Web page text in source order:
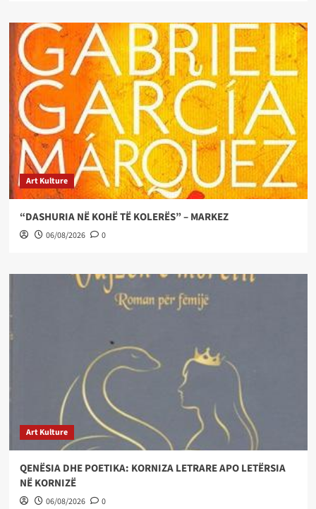
Art Kulture
“DASHURIA NË KOHË TË KOLERËS” – MARKEZ
06/08/2026 0
Art Kulture
QENËSIA DHE POETIKA: KORNIZA LETRARE APO LETËRSIA
NË KORNIZË
06/08/2026 0